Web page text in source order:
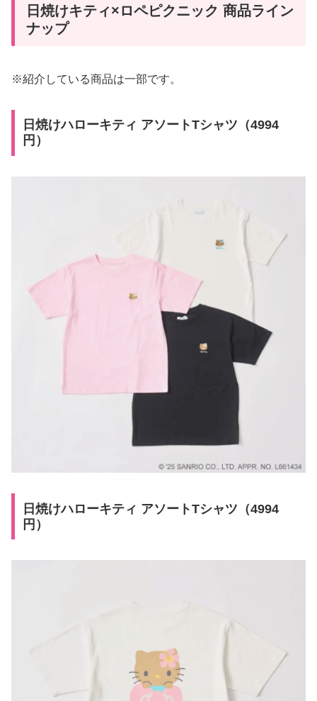
日焼けキティ×ロペピクニック 商品ライン
ナップ
※紹介している商品は一部です。
日焼けハローキティ アソートTシャツ（4994
円）
日焼けハローキティ アソートTシャツ（4994
円）